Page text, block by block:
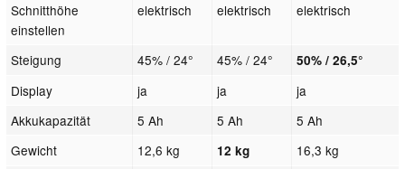
Schnitthöhe
einstellen
elektrisch elektrisch elektrisch
Steigung 45% / 24° 45% / 24° 50% / 26,5°
Display ja ja
ja
Akkukapazität
5 Ah 5 Ah
5 Ah
Gewicht
12,6 kg 12 kg
16,3 kg